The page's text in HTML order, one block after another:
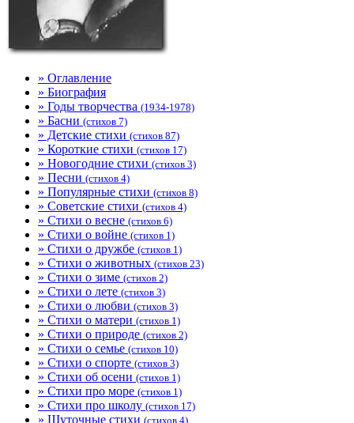
» Оглавление
» Биография
» Годы творчества (1934-1978)
» Басни (стихов 7)
» Детские стихи (стихов 87)
» Короткие стихи (стихов 17)
» Новогодние стихи (стихов 3)
» Песни (стихов 4)
» Популярные стихи (стихов 8)
» Советские стихи (стихов 4)
» Стихи о весне (стихов 6)
» Стихи о войне (стихов 1)
» Стихи о дружбе (стихов 1)
» Стихи о животных (стихов 23)
» Стихи о зиме (стихов 2)
» Стихи о лете (стихов 3)
» Стихи о любви (стихов 3)
» Стихи о матери (стихов 1)
» Стихи о природе (стихов 2)
» Стихи о семье (стихов 10)
» Стихи о спорте (стихов 3)
» Стихи об осени (стихов 1)
» Стихи про море (стихов 1)
» Стихи про школу (стихов 17)
» Шуточные стихи (стихов 4)